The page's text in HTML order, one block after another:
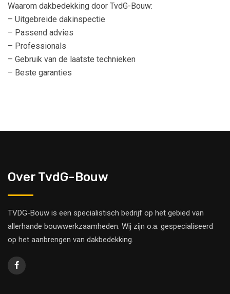
Waarom dakbedekking door TvdG-Bouw:
– Uitgebreide dakinspectie
– Passend advies
– Professionals
– Gebruik van de laatste technieken
– Beste garanties
Over TvdG-Bouw
TVDG-Bouw is een specialistisch bedrijf op het gebied van
allerhande bouwwerkzaamheden. Wij zijn o.a. gespecialiseerd
op het aanbrengen van dakbedekking.